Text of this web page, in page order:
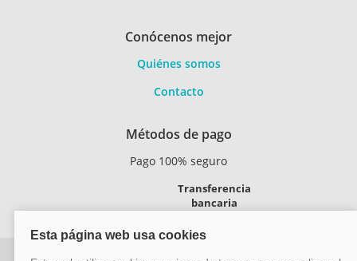
Conócenos mejor
Quiénes somos
Contacto
Métodos de pago
Pago 100% seguro
Transferencia
bancaria